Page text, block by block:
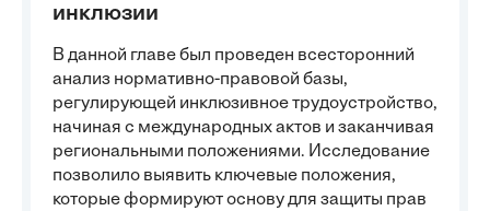
инклюзии
В данной главе был проведен всесторонний
анализ нормативно-правовой базы,
регулирующей инклюзивное трудоустройство,
начиная с международных актов и заканчивая
региональными положениями. Исследование
позволило выявить ключевые положения,
которые формируют основу для защиты прав